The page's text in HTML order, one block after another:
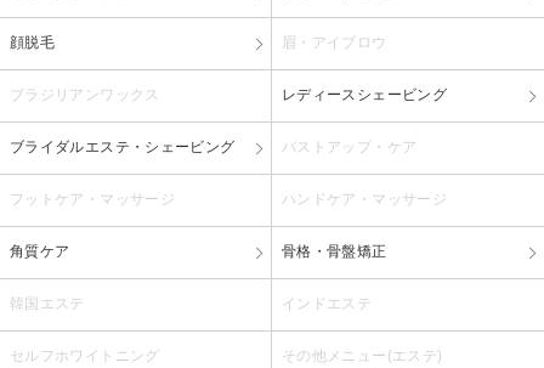
顔脱毛 眉・アイブロウ
ブラジリアンワックス レディースシェービング
ブライダルエステ・シェービング バストアップ・ケア
フットケア・マッサージ ハンドケア・マッサージ
角質ケア 骨格・骨盤矯正
韓国エステ インドエステ
セルフホワイトニング その他メニュー(エステ)